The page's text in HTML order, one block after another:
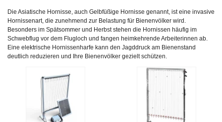
Die Asiatische Hornisse, auch Gelbfüßige Hornisse genannt, ist eine invasive
Hornissenart, die zunehmend zur Belastung für Bienenvölker wird.
Besonders im Spätsommer und Herbst stehen die Hornissen häufig im
Schwebflug vor dem Flugloch und fangen heimkehrende Arbeiterinnen ab.
Eine elektrische Hornissenharfe kann den Jagddruck am Bienenstand
deutlich reduzieren und Ihre Bienenvölker gezielt schützen.